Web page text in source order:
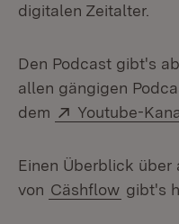
digitalen Zeitalter.
Den Podcast gibt's
allen gängigen
dem
Extern:
Youtube-
Einen Überblick über
von Cäshflow gibt's